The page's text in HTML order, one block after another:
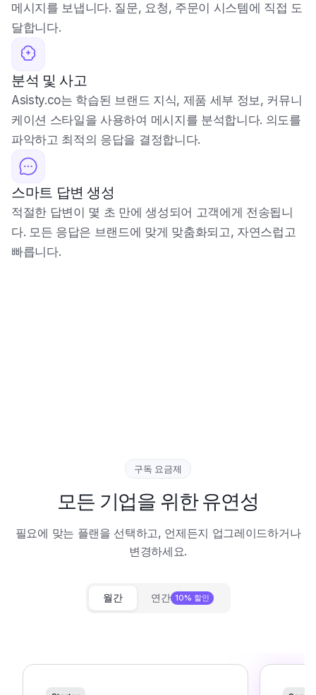
메시지를 보냅니다. 질문, 요청, 주문이 시스템에 직접 도
달합니다.
분석 및 사고
Asisty.co는 학습된 브랜드 지식, 제품 세부 정보, 커뮤니
케이션 스타일을 사용하여 메시지를 분석합니다. 의도를
파악하고 최적의 응답을 결정합니다.
스마트 답변 생성
적절한 답변이 몇 초 만에 생성되어 고객에게 전송됩니
다. 모든 응답은 브랜드에 맞게 맞춤화되고, 자연스럽고
빠릅니다.
구독 요금제
모든 기업을 위한 유연성
필요에 맞는 플랜을 선택하고, 언제든지 업그레이드하거나
변경하세요.
월간 연간 10% 할인